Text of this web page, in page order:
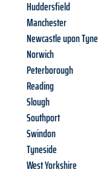
Huddersfield
Manchester
Newcastle upon Tyne
Norwich
Peterborough
Reading
Slough
Southport
Swindon
Tyneside
West Yorkshire